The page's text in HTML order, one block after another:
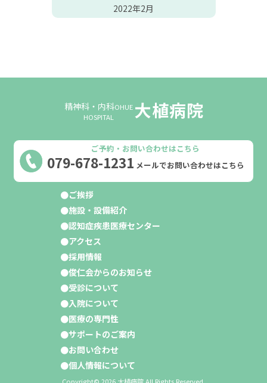
2022年2月
精神科・内科OHUE
HOSPITAL
大植病院
ご予約・お問い合わせはこちら
079-678-1231 メールでお問い合わせはこちら
ご挨拶
施設・設備紹介
認知症疾患医療センター
アクセス
採用情報
俊仁会からのお知らせ
受診について
入院について
医療の専門性
サポートのご案内
お問い合わせ
個人情報について